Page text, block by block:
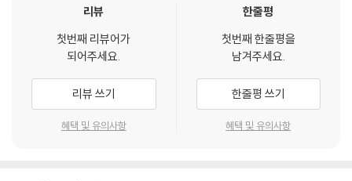
사형수의 매장 21,22-23 _179
농사와 제조업 22,1-12 _179
사기 22,13-21 _181
강간 22,22-23,1 _182
이스라엘 회중이 될 자격 23,2-9 _182
진영의 청결 23,10-15 _183
피신해 온 종 23,16-17 _184
적 전통에서 유익을 얻었을 뿐 아니라 그 전통에 공헌하기도 했다.
신명기는 모세의 가르침(탈출 1,7-신명 34,12)의 결론에 해당한다. 이 가
르침을 모세의 출생 이야기(탈출 1,22-2,10)와 그의 부고(신명 34,1-2)
가 앞뒤로 둘러싼다. 한때 학자들은 성경의 세계에 존재하던 사법기 관이
집안 사이의 분쟁을 해결하기 위해 ‘우르 남무와 슐기Shulgi 법전, 수메르
민수기는 모세오경 중 상대적으로 관심이 적지만, 이스라엘의 광야 여정 4
책입니다. 저자 데일 론더빌은 본문을 종합적으로 해설하면서, 그 형성 과
정과 신학적 메시지, 특히 “광야에서 오직 야훼를 향한 절대적 신뢰만이 생
명의 길”이라는 주제를 간결하고 명료하게 제시합니다.
신명기 입문과 주해
리뷰
첫번째 리뷰어가
되어주세요.
리뷰 쓰기
혜택 및 유의사항
한줄평
첫번째 한줄평을
남겨주세요.
한줄평 쓰기
혜택 및 유의사항